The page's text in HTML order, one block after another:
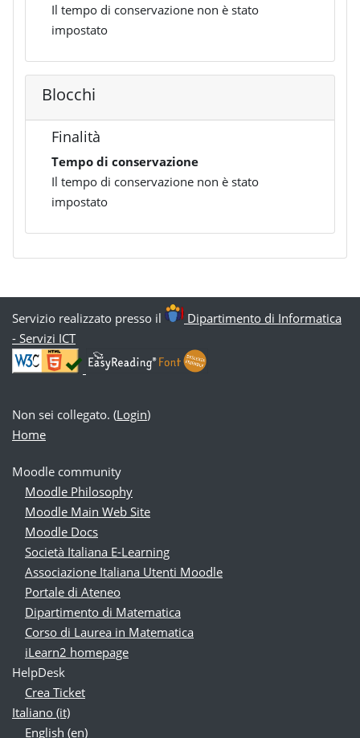
Il tempo di conservazione non è stato
impostato
Blocchi
Finalità
Tempo di conservazione
Il tempo di conservazione non è stato
impostato
Servizio realizzato presso il
Dipartimento di Informatica
- Servizi ICT
Non sei collegato. (Login)
Home
Moodle community
Moodle Philosophy
Moodle Main Web Site
Moodle Docs
Società Italiana E-Learning
Associazione Italiana Utenti Moodle
Portale di Ateneo
Dipartimento di Matematica
Corso di Laurea in Matematica
iLearn2 homepage
HelpDesk
Crea Ticket
Italiano ‎(it)‎
English ‎(en)‎